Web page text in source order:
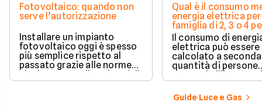
Fotovoltaico: quando non
serve l’autorizzazione
Installare un impianto
fotovoltaico oggi è spesso
più semplice rispetto al
passato grazie alle norme
che hanno ampliato i casi di
edilizia libera.
Qual è il consumo
energia elettrica per
famiglia di 2, 3 o 4
Il consumo di
elettrica può essere
calcolato a
quantità di persone
presenti all'interno
determinato
numerosi i fattori
influenzano questo
Guide Luce e Gas